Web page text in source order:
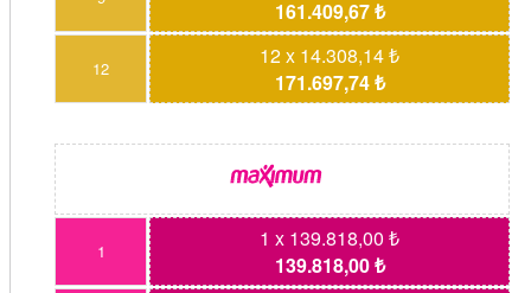
161.409,67 ₺
12
12 x 14.308,14 ₺
171.697,74 ₺
1
1 x 139.818,00 ₺
139.818,00 ₺